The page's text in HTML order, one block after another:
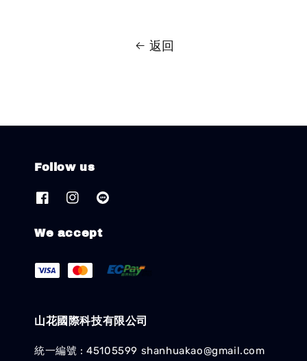
返回
Follow us
We accept
山花國際科技有限公司
統一編號 : 45105599 shanhuakao@gmail.com